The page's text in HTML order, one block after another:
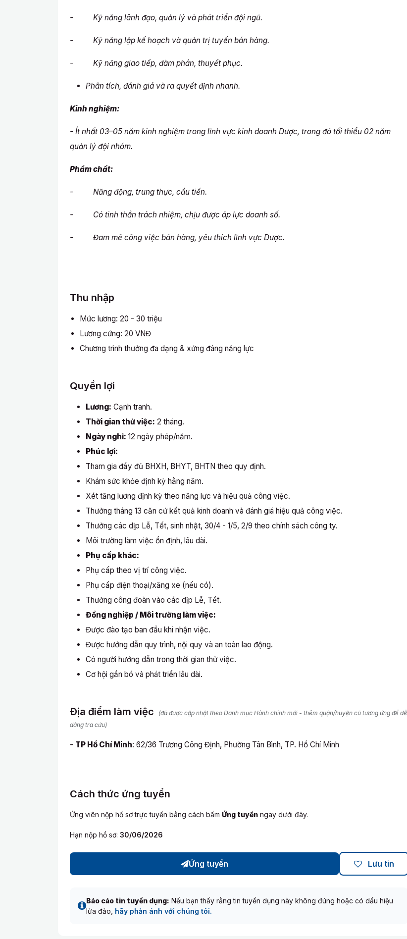
- Kỹ năng lãnh đạo, quản lý và phát triển đội ngũ.
- Kỹ năng lập kế hoạch và quản trị tuyến bán hàng.
- Kỹ năng giao tiếp, đàm phán, thuyết phục.
Phân tích, đánh giá và ra quyết định nhanh.
Kinh nghiệm:
- Ít nhất 03–05 năm kinh nghiệm trong lĩnh vực kinh doanh Dược, trong đó tối thiểu 02 năm
quản lý đội nhóm.
Phẩm chất:
- Năng động, trung thực, cầu tiến.
- Có tinh thần trách nhiệm, chịu được áp lực doanh số.
- Đam mê công việc bán hàng, yêu thích lĩnh vực Dược.
Thu nhập
Mức lương: 20 - 30 triệu
Lương cứng: 20 VNĐ
Chương trình thưởng đa dạng & xứng đáng năng lực
Quyền lợi
Lương: Cạnh tranh.
Thời gian thử việc: 2 tháng.
Ngày nghỉ: 12 ngày phép/năm.
Phúc lợi:
Tham gia đầy đủ BHXH, BHYT, BHTN theo quy định.
Khám sức khỏe định kỳ hằng năm.
Xét tăng lương định kỳ theo năng lực và hiệu quả công việc.
Thưởng tháng 13 căn cứ kết quả kinh doanh và đánh giá hiệu quả công việc.
Thưởng các dịp Lễ, Tết, sinh nhật, 30/4 - 1/5, 2/9 theo chính sách công ty.
Môi trường làm việc ổn định, lâu dài.
Phụ cấp khác:
Phụ cấp theo vị trí công việc.
Phụ cấp điện thoại/xăng xe (nếu có).
Thưởng công đoàn vào các dịp Lễ, Tết.
Đồng nghiệp / Môi trường làm việc:
Được đào tạo ban đầu khi nhận việc.
Được hướng dẫn quy trình, nội quy và an toàn lao động.
Có người hướng dẫn trong thời gian thử việc.
Cơ hội gắn bó và phát triển lâu dài.
Địa điểm làm việc
(đã được cập nhật theo Danh mục Hành chính mới - thêm quận/huyện cũ tương ứng để dễ
dàng tra cứu)
- TP Hồ Chí Minh: 62/36 Trương Công Định, Phường Tân Bình, TP. Hồ Chí Minh
Cách thức ứng tuyển
Ứng viên nộp hồ sơ trực tuyến bằng cách bấm Ứng tuyển ngay dưới đây.
Hạn nộp hồ sơ: 30/06/2026
Ứng tuyển Lưu tin
Báo cáo tin tuyển dụng: Nếu bạn thấy rằng tin tuyển dụng này không đúng hoặc có dấu hiệu
lừa đảo, hãy phản ánh với chúng tôi.